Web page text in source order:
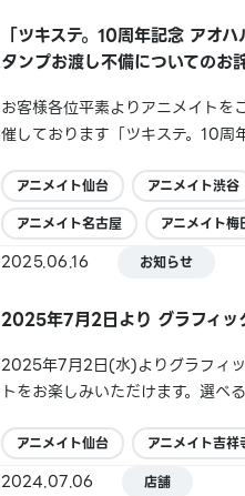
「ツキステ。10周年記念 アオ
タンプお渡し不備についてのお
お客様各位平素よりアニメイト
催しております「ツキステ。10周
ました。お客様には多大なるご迷
アニメイト仙台 アニメイト渋谷
アニメイト名古屋
アニメイト梅
2025.06.16 お知らせ
2025年7月2日より グラフィッ
2025年7月2日(水)よりグラフィ
トをお楽しみいただけます。選べ
アニメイト仙台 アニメイト吉祥
2024.07.06 店舗